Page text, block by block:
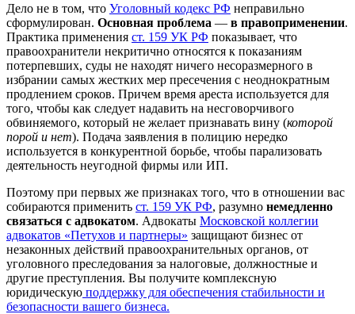
Дело не в том, что Уголовный кодекс РФ неправильно
сформулирован. Основная проблема — в правоприменении.
Практика применения ст. 159 УК РФ показывает, что
правоохранители некритично относятся к показаниям
потерпевших, суды не находят ничего несоразмерного в
избрании самых жестких мер пресечения с неоднократным
продлением сроков. Причем время ареста используется для
того, чтобы как следует надавить на несговорчивого
обвиняемого, который не желает признавать вину (которой
порой и нет). Подача заявления в полицию нередко
используется в конкурентной борьбе, чтобы парализовать
деятельность неугодной фирмы или ИП.
Поэтому при первых же признаках того, что в отношении вас
собираются применить ст. 159 УК РФ, разумно немедленно
связаться с адвокатом. Адвокаты Московской коллегии
адвокатов «Петухов и партнеры» защищают бизнес от
незаконных действий правоохранительных органов, от
уголовного преследования за налоговые, должностные и
другие преступления. Вы получите комплексную
юридическую поддержку для обеспечения стабильности и
безопасности вашего бизнеса.